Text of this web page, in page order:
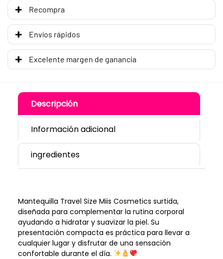
Recompra
Envíos rápidos
Excelente margen de ganancia
Descripción
Información adicional
ingredientes
Mantequilla Travel Size Miis Cosmetics surtida,
diseñada para complementar la rutina corporal
ayudando a hidratar y suavizar la piel. Su
presentación compacta es práctica para llevar a
cualquier lugar y disfrutar de una sensación
confortable durante el día.